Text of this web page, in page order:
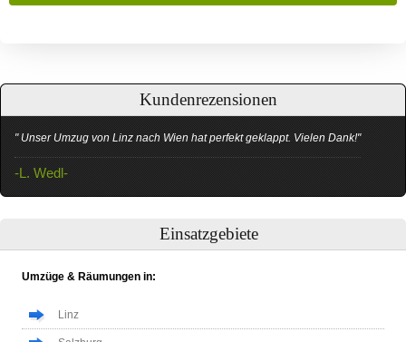
Kundenrezensionen
" Unser Umzug von Linz nach Wien hat perfekt geklappt. Vielen Dank!"
-L. Wedl-
Einsatzgebiete
Umzüge & Räumungen in:
Linz